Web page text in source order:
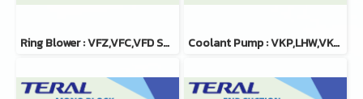
Ring Blower : VFZ,VFC,VFD Series Coolant Pump : VKP,LHW,VKC,LFE,LFO,VKD,LKW,VKN,LPS,SKM Series